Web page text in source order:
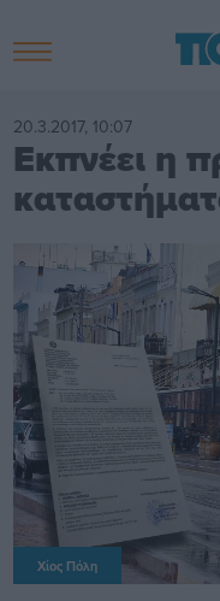
20.3.2017, 10:07
Εκπνέει η
Χίος Πόλη